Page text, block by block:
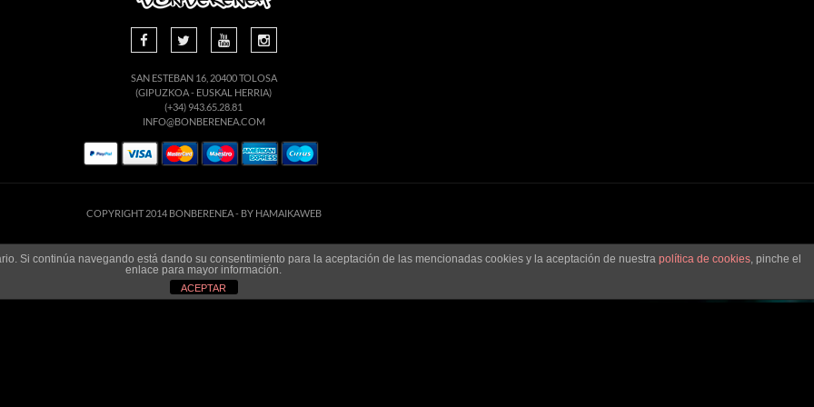
SAN ESTEBAN 16, 20400 TOLOSA
(GIPUZKOA - EUSKAL HERRIA)
(+34) 943.65.28.81
INFO@BONBERENEA.COM
COPYRIGHT 2014 BONBERENEA - BY HAMAIKAWEB
Si continúa navegando está dando su consentimiento para la aceptación de las mencionadas cookies y la aceptación de nuestra política de cookies, pinche el
enlace para mayor información.
ACEPTAR